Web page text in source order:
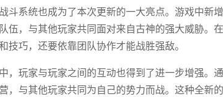
斗系统也成为了本次更新的一大亮点。游戏中新
伍，与其他玩家共同面对来自古神的强大威胁。
技巧，还要依靠团队协作才能战胜强敌。
，玩家与玩家之间的互动也得到了进一步增强。
，与其他玩家共同为自己的势力而战。这种全新